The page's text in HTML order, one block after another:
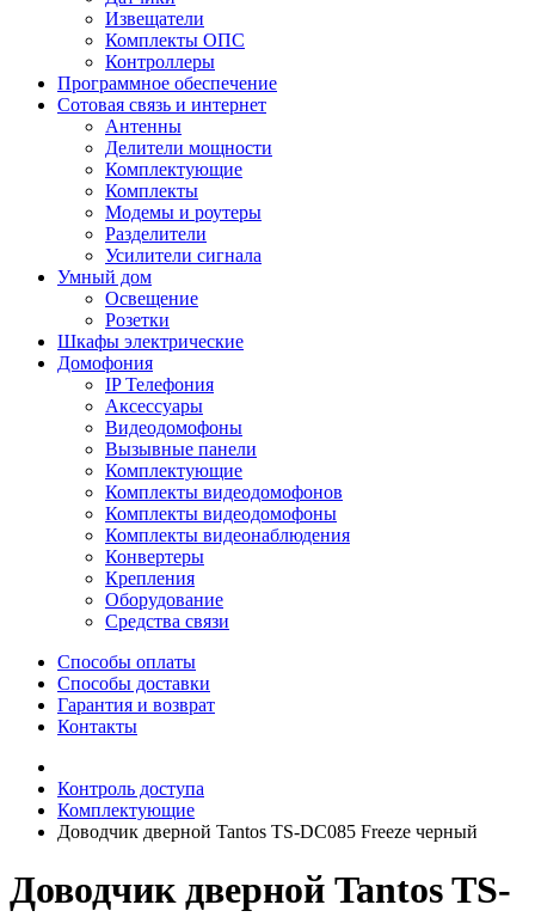
Извещатели
Комплекты ОПС
Контроллеры
Программное обеспечение
Сотовая связь и интернет
Антенны
Делители мощности
Комплектующие
Комплекты
Модемы и роутеры
Разделители
Усилители сигнала
Умный дом
Освещение
Розетки
Шкафы электрические
Домофония
IP Телефония
Аксессуары
Видеодомофоны
Вызывные панели
Комплектующие
Комплекты видеодомофонов
Комплекты видеодомофоны
Комплекты видеонаблюдения
Конвертеры
Крепления
Оборудование
Средства связи
Способы оплаты
Способы доставки
Гарантия и возврат
Контакты
Контроль доступа
Комплектующие
Доводчик дверной Tantos TS-DC085 Freeze черный
Доводчик дверной Tantos TS-